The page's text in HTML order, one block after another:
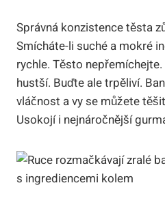
Správná konzistence těsta
Smícháte-li suché a mokré
rychle. Těsto
hustší. Buďte ale trpěliví.
vláčnost a vy se můžete
Usokojí i nejnáročnější